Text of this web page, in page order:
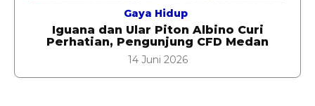
Gaya Hidup
Iguana dan Ular Piton Albino Curi
Perhatian, Pengunjung CFD Medan
14 Juni 2026